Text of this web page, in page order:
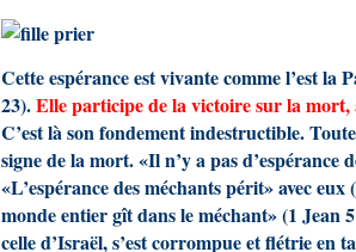
Cette espérance est vivante comme l’est la
23).Elle participe de la victoire sur la
C’est là son fondement indestructible.
signe de la mort. «Il n’y a pas
«L’espérance des méchants périt» avec
monde entier gît dans le méchant» (1 Jean
celle d’Israël, s’est corrompue et flétrie en